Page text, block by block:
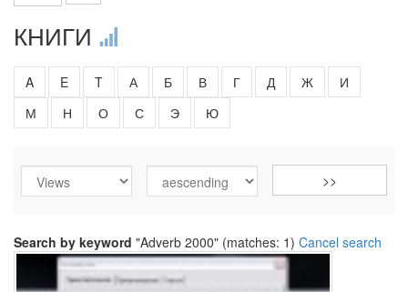
КНИГИ
A E T А Б В Г Д Ж
И
М
Н О С Э Ю
Search by keyword "Adverb 2000" (matches: 1) Cancel search